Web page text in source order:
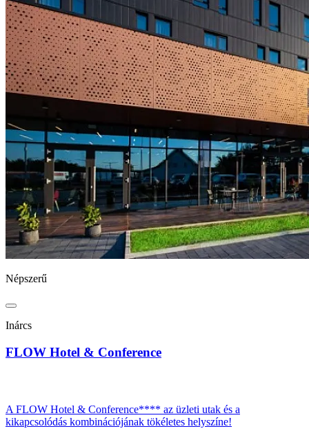
Népszerű
Inárcs
FLOW Hotel & Conference
A FLOW Hotel & Conference**** az üzleti utak és a
kikapcsolódás kombinációjának tökéletes helyszíne!